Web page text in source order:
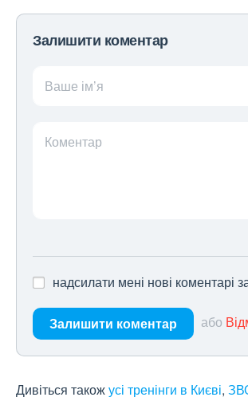
Залишити коментар
Ваше ім’я
Коментар
надсилати мені нові коментарі
Залишити коментар або
Дивіться такожусі тренінги в Києві,